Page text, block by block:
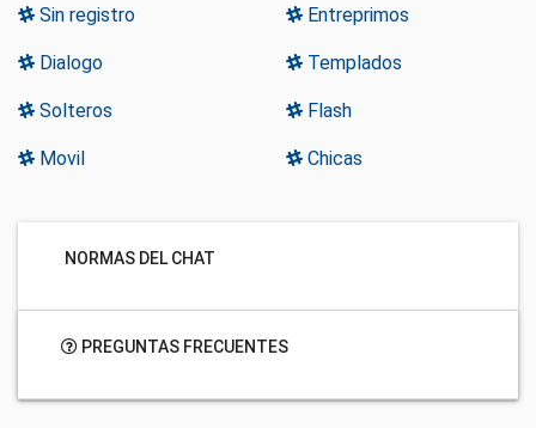
Sin registro Entreprimos
Dialogo Templados
Solteros Flash
Movil Chicas
NORMAS DEL CHAT
PREGUNTAS FRECUENTES